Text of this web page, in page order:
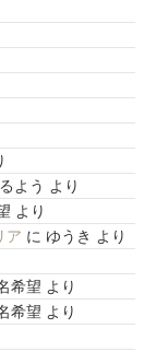
よう より
より
ア に ゆうき より
希望 より
希望 より